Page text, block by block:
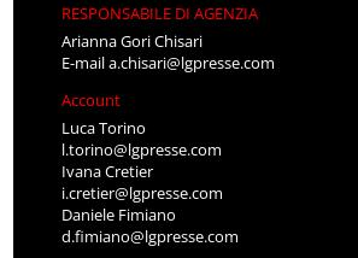
RESPONSABILE DI AGENZIA
Arianna Gori Chisari
E-maila.chisari@lgpresse.com
Account
Luca Torino
l.torino@lgpresse.com
Ivana Cretier
i.cretier@lgpresse.com
Daniele Fimiano
d.fimiano@lgpresse.com